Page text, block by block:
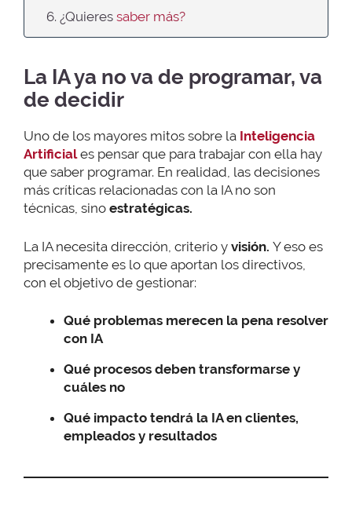
6. ¿Quieres saber más?
La IA ya no va de programar, va
de decidir
Uno de los mayores mitos sobre la Inteligencia
Artificiales pensar que para trabajar con ella hay
que saber programar. En realidad, las decisiones
más críticas relacionadas con la IA no son
técnicas, sino estratégicas.
La IA necesita dirección, criterio y visión. Y eso es
precisamente es lo que aportan los directivos,
con el objetivo de gestionar:
Qué problemas merecen la pena resolver
con IA
Qué procesos deben transformarse y
cuáles no
Qué impacto tendrá la IA en clientes,
empleados y resultados